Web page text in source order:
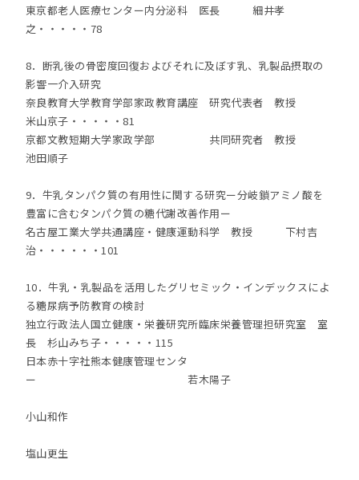
東京都老人医療センター内分泌科 医長 細井孝
之・・・・・78
8．断乳後の骨密度回復およびそれに及ぼす乳、乳製品摂取の
影響一介入研究
奈良教育大学教育学部家政教育講座 研究代表者 教授
米山京子・・・・・81
京都文教短期大学家政学部 共同研究者 教授
池田順子
9．牛乳タンパク質の有用性に関する研究ー分岐鎖アミノ酸を
豊富に含むタンパク質の糖代謝改善作用ー
名古屋工業大学共通講座・健康運動科学 教授 下村吉
治・・・・・・101
10．牛乳・乳製品を活用したグリセミック・インデックスによ
る糖尿病予防教育の検討
独立行政法人国立健康・栄養研究所臨床栄養管理担研究室 室
長 杉山みち子・・・・・115
日本赤十字社熊本健康管理センタ
ー 若木陽子
小山和作
塩山更生